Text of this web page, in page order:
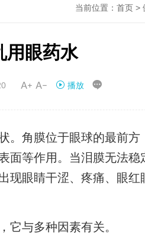
当前位置： 首页 >
用眼药水
 播放 
。角膜位于眼球的最前方
面等作用。当泪膜无法稳
现眼睛干涩、疼痛、眼红
它与多种因素有关。